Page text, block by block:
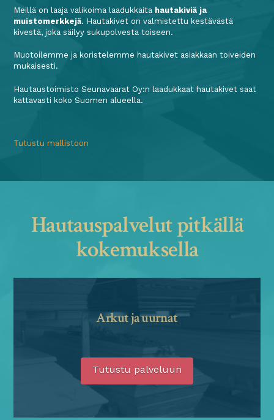
Meillä on laaja valikoima laadukkaita hautakiviä ja
muistomerkkejä. Hautakivet on valmistettu kestävästä
kivestä, joka säilyy sukupolvesta toiseen.
Muotoilemme ja koristelemme hautakivet asiakkaan toiveiden
mukaisesti.
Hautaustoimisto Seunavaarat Oy:n laadukkaat hautakivet saat
kattavasti koko Suomen alueella.
Tutustu mallistoon
Hautauspalvelut pitkällä
kokemuksella
Arkut ja uurnat
Tutustu palveluun